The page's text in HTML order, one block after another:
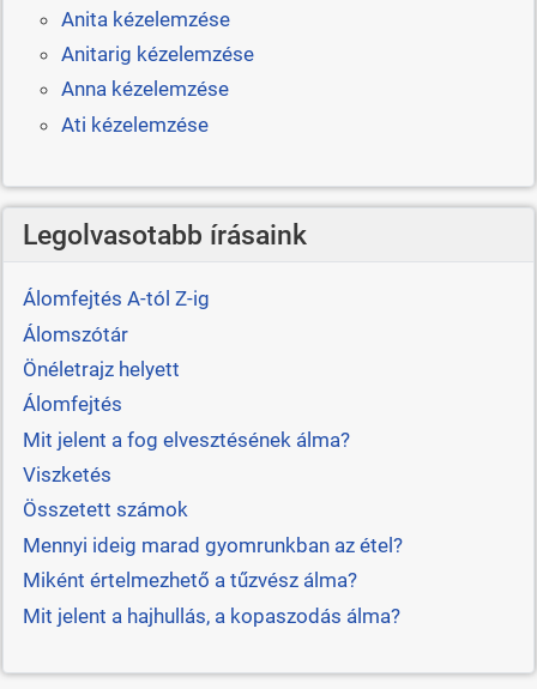
Anita kézelemzése
Anitarig kézelemzése
Anna kézelemzése
Ati kézelemzése
Legolvasotabb írásaink
Álomfejtés A-tól Z-ig
Álomszótár
Önéletrajz helyett
Álomfejtés
Mit jelent a fog elvesztésének álma?
Viszketés
Összetett számok
Mennyi ideig marad gyomrunkban az étel?
Miként értelmezhető a tűzvész álma?
Mit jelent a hajhullás, a kopaszodás álma?